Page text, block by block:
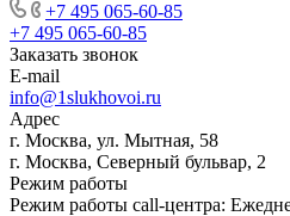
+7 495 065-60-85
+7 495 065-60-85
Заказать звонок
E-mail
info@1slukhovoi.ru
Адрес
г. Москва, ул. Мытная, 58
г. Москва, Северный бульвар, 2
Режим работы
Режим работы call-центра: